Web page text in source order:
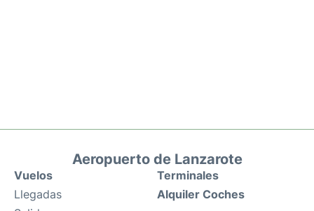
Aeropuerto de Lanzarote
Vuelos
Llegadas
Terminales
Alquiler Coches